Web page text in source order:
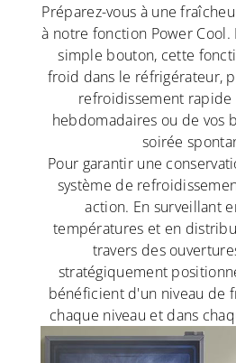
Préparez-vous à une
à notre fonction Power Cool.
simple bouton, cette
froid dans le réfrigérateur,
refroidissement rapide
hebdomadaires ou de vos
soirée
Pour garantir une
système de
action. En surveillant
températures et en
travers des
stratégiquement
bénéficient d'un niveau de
chaque niveau et dans